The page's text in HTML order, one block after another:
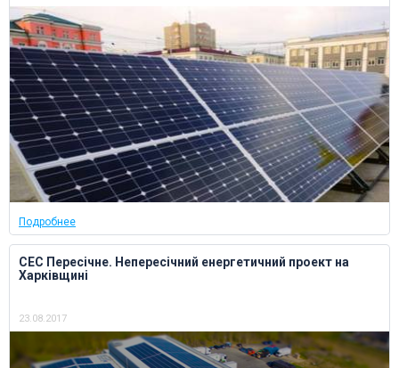
Подробнее
СЕС Пересічне. Непересічний енергетичний проект на
Харківщині
23.08.2017